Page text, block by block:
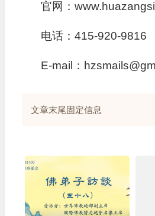
官网：
电话：415-920-9816
E-mail：
文章末尾固定信息